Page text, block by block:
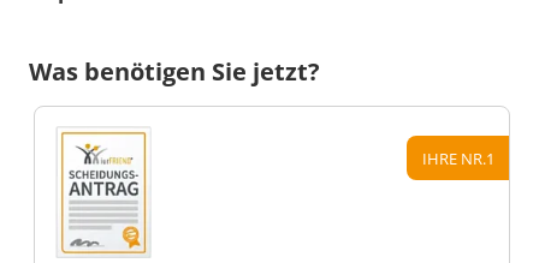
Was benötigen Sie jetzt?
IHRE NR.1